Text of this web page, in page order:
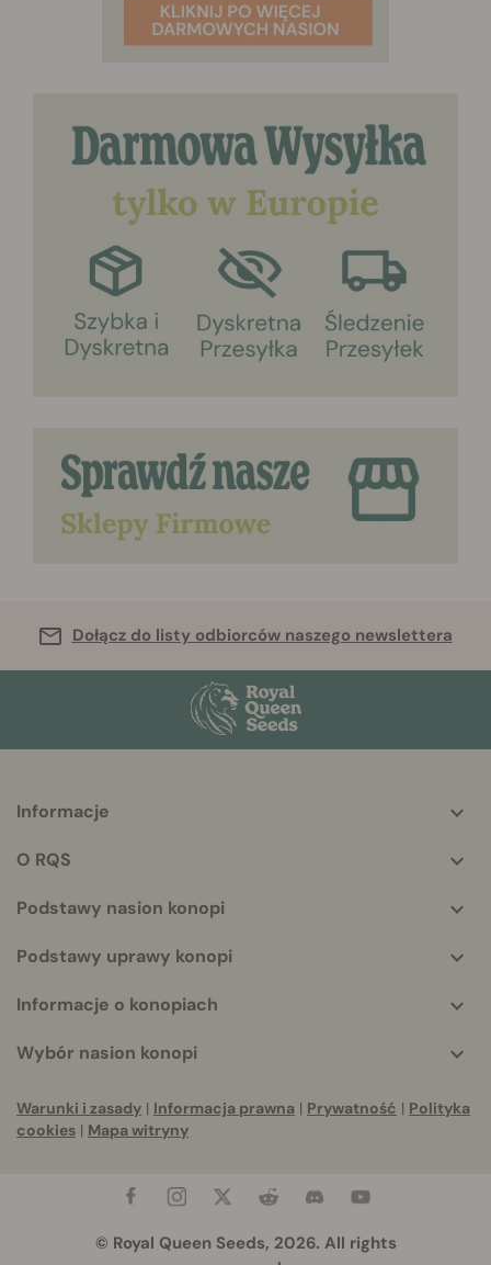
Dołącz do listy odbiorców naszego newslettera
info
Informacje
O RQS
Podstawy nasion konopi
Podstawy uprawy konopi
Informacje o konopiach
Wybór nasion konopi
Warunki i zasady | Informacja prawna | Prywatność | Polityka
cookies | Mapa witryny
© Royal Queen Seeds, 2026. All rights